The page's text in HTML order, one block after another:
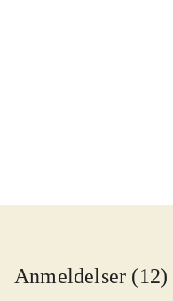
Anmeldelser (12)